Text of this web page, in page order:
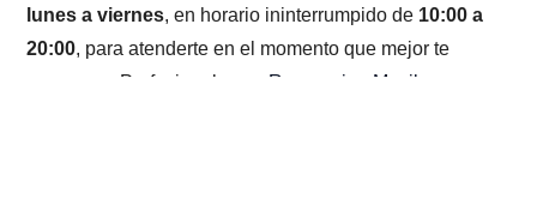
lunes a viernes, en horario ininterrumpido de 10:00 a
20:00, para atenderte en el momento que mejor te
convenga. Profesionales en Reparacion Moviles